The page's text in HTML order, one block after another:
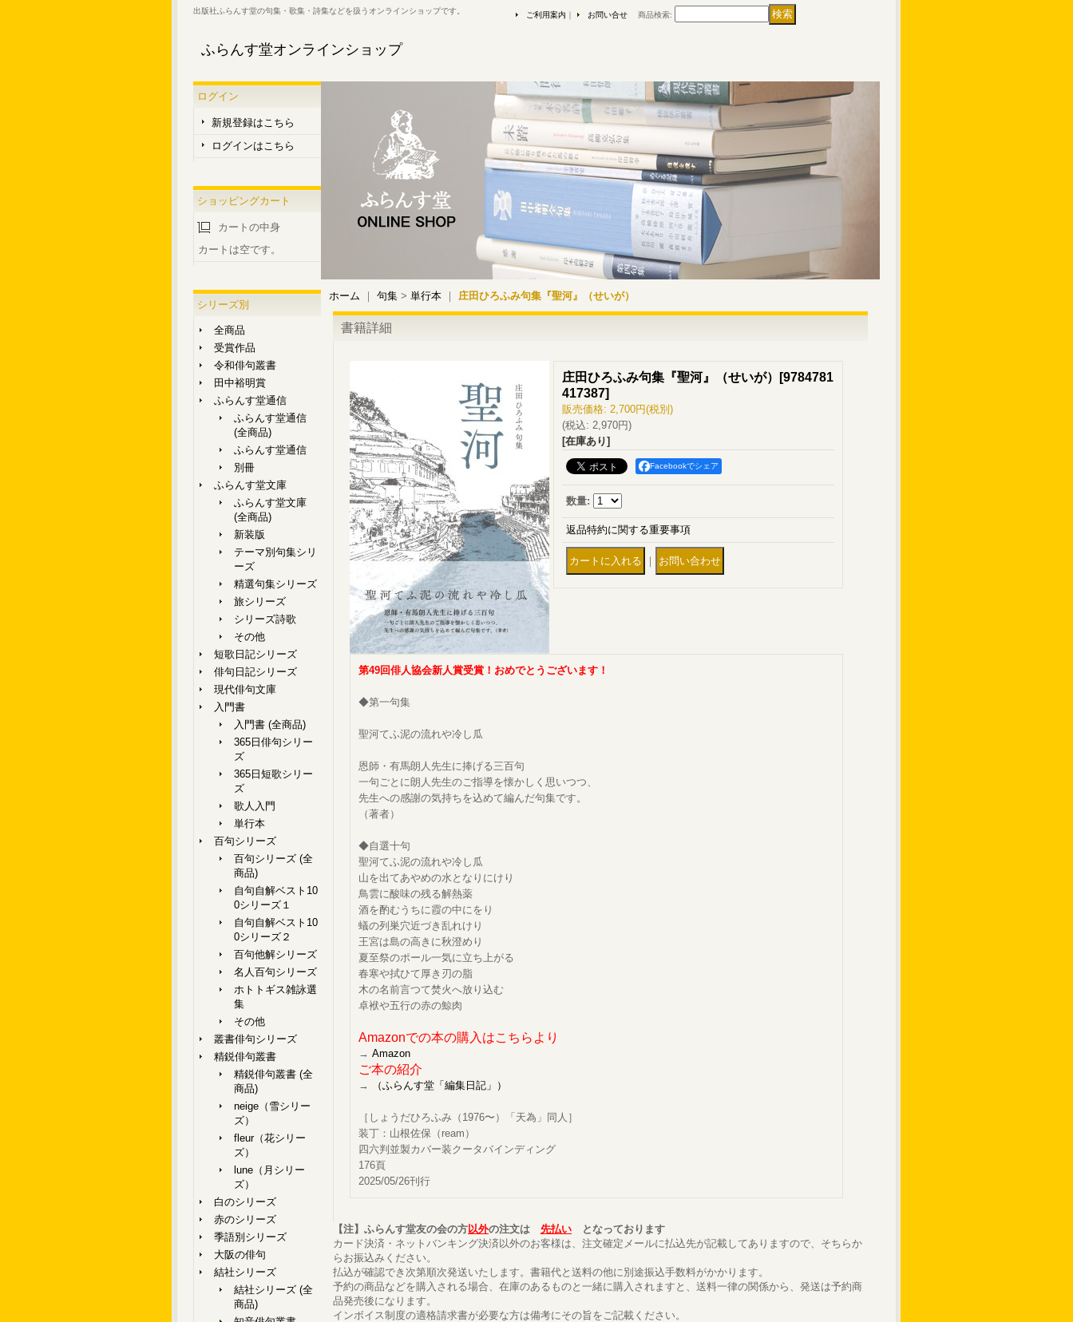
出版社ふらんす堂の句集・歌集・詩集などを扱うオンラインショップです。
ふらんす堂オンラインショップ
ご利用案内 お問い合せ 商品検索:
ログイン
新規登録はこちら
ログインはこちら
ショッピングカート
カートの中身
カートは空です。
シリーズ別
全商品
受賞作品
令和俳句叢書
田中裕明賞
ふらんす堂通信
ふらんす堂通信
(全商品)
ふらんす堂通信
別冊
ふらんす堂文庫
ふらんす堂文庫
(全商品)
新装版
テーマ別句集シリ
ーズ
精選句集シリーズ
旅シリーズ
シリーズ詩歌
その他
短歌日記シリーズ
俳句日記シリーズ
現代俳句文庫
入門書
入門書 (全商品)
365日俳句シリー
ズ
365日短歌シリー
ズ
歌人入門
単行本
百句シリーズ
百句シリーズ (全
商品)
自句自解ベスト10
0シリーズ１
自句自解ベスト10
0シリーズ２
百句他解シリーズ
名人百句シリーズ
ホトトギス雑詠選
集
その他
叢書俳句シリーズ
精鋭俳句叢書
精鋭俳句叢書 (全
商品)
neige（雪シリー
ズ）
fleur（花シリー
ズ）
lune（月シリー
ズ）
白のシリーズ
赤のシリーズ
季語別シリーズ
大阪の俳句
結社シリーズ
結社シリーズ (全
商品)
ホーム ｜ 句集 > 単行本 ｜ 庄田ひろふみ句集『聖河』（せいが）
書籍詳細
庄田ひろふみ句集『聖河』（せいが） [9784781
417387]
販売価格: 2,700円(税別)
(税込: 2,970円)
[在庫あり]
Facebookでシェア
数量:
返品特約に関する重要事項
｜
第49回俳人協会新人賞受賞！おめでとうございます！
◆第一句集
聖河てふ泥の流れや冷し瓜
恩師・有馬朗人先生に捧げる三百句
一句ごとに朗人先生のご指導を懐かしく思いつつ、
先生への感謝の気持ちを込めて編んだ句集です。
（著者）
◆自選十句
聖河てふ泥の流れや冷し瓜
山を出てあやめの水となりにけり
鳥雲に酸味の残る解熱薬
酒を酌むうちに霞の中にをり
蟻の列巣穴近づき乱れけり
王宮は島の高きに秋澄めり
夏至祭のポール一気に立ち上がる
春寒や拭ひて厚き刃の脂
木の名前言つて焚火へ放り込む
卓袱や五行の赤の鯨肉
Amazonでの本の購入はこちらより
→ Amazon
ご本の紹介
→ （ふらんす堂「編集日記」）
［しょうだひろふみ（1976〜）「天為」同人］
装丁：山根佐保（ream）
四六判並製カバー装クータバインディング
176頁
2025/05/26刊行
【注】ふらんす堂友の会の方以外の注文は 先払い となっております
カード決済・ネットバンキング決済以外のお客様は、注文確定メールに払込先が記載してありますので、そちらか
らお振込みください。
払込が確認でき次第順次発送いたします。書籍代と送料の他に別途振込手数料がかかります。
予約の商品などを購入される場合、在庫のあるものと一緒に購入されますと、送料一律の関係から、発送は予約商
品発売後になります。
インボイス制度の適格請求書が必要な方は備考にその旨をご記載ください。